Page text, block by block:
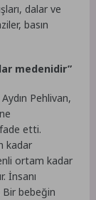
dalar ve
basın
medenidir”
Pehlivan,
etti.
kadar
ortam kadar
İnsanı
bebeğin